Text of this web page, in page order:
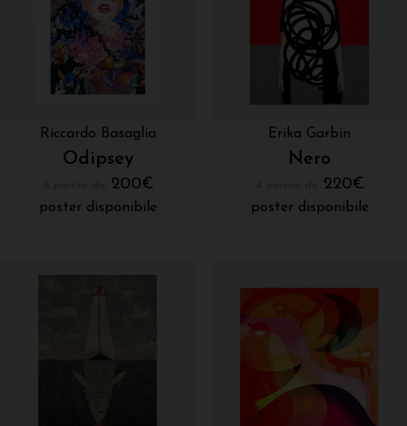
Riccardo Basaglia
Odipsey
200€
poster disponibile
Erika Garbin
Nero
220€
poster disponibile